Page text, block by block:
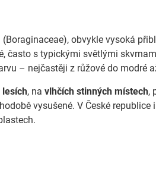
obvykle vysoká
často s typickými světlými
– nejčastěji z růžové do modré
lesích, navlhčích stinných místech,
vysušené. V České